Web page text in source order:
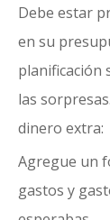
Debe estar
en su
planificación
las
dinero extra:
Agregue un
gastos y